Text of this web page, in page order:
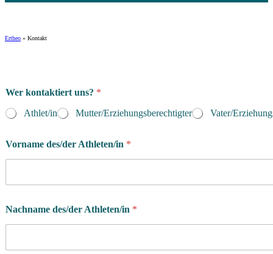
Ertheo » Kontakt
Wer kontaktiert uns? *
Athlet/in
Mutter/Erziehungsberechtigter Vater/
Vorname des/der Athleten/in *
Nachname des/der Athleten/in *